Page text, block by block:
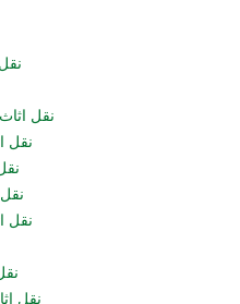
نقل
نقل
نقل
نقل